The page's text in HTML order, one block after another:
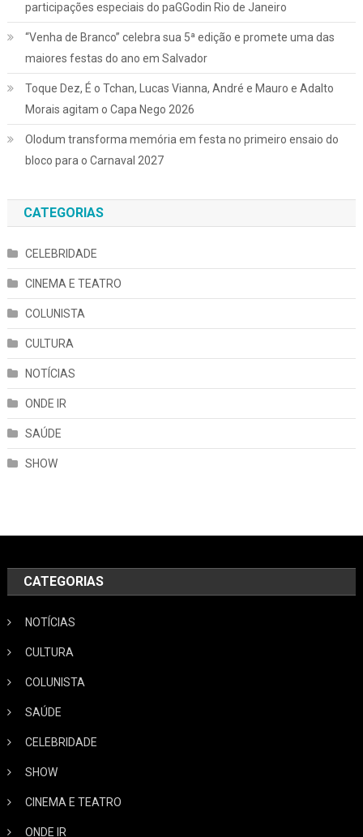
participações especiais do paGGodin Rio de Janeiro
“Venha de Branco” celebra sua 5ª edição e promete uma das
maiores festas do ano em Salvador
Toque Dez, É o Tchan, Lucas Vianna, André e Mauro e Adalto
Morais agitam o Capa Nego 2026
Olodum transforma memória em festa no primeiro ensaio do
bloco para o Carnaval 2027
CATEGORIAS
CELEBRIDADE
CINEMA E TEATRO
COLUNISTA
CULTURA
NOTÍCIAS
ONDE IR
SAÚDE
SHOW
CATEGORIAS
NOTÍCIAS
CULTURA
COLUNISTA
SAÚDE
CELEBRIDADE
SHOW
CINEMA E TEATRO
ONDE IR